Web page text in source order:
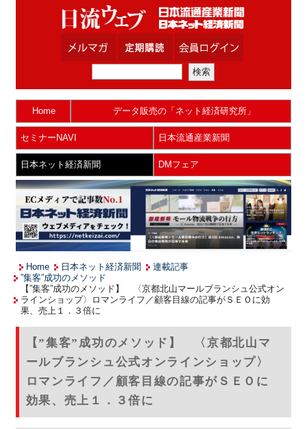
Home データ販売の「ネット経済研究所」
セミナーNAVI 日本流通産業新聞
日本ネット経済新聞 DMフェア
Home 日本ネット経済新聞
連載記事
”集客”成功のメソッド
【”集客”成功のメソッド】 〈京都北山マールブランシュ公式オン
ラインショップ〉ロマンライフ／顧客目線の記事がＳＥＯに効
果、売上１．３倍に
【”集客”成功のメソッド】 〈京都北山マ
ールブランシュ公式オンラインショップ〉
ロマンライフ／顧客目線の記事がＳＥＯに
効果、売上１．３倍に